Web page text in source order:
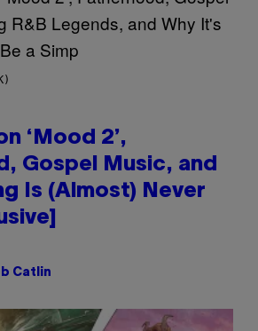
‘Mood 2’,
Gospel Music, and
Is (Almost) Never
Catlin